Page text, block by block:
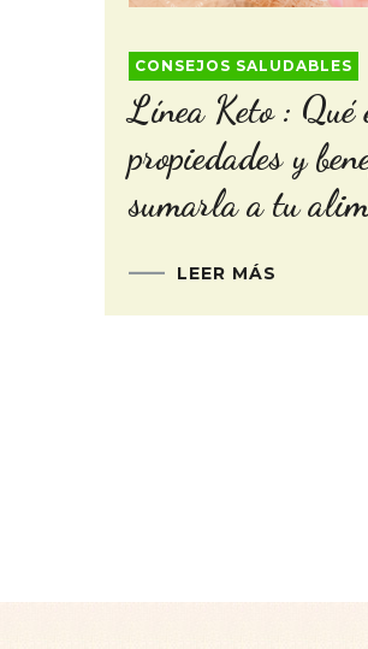
CONSEJOS SALUDABLES
Línea Keto : Qué
propiedades y
sumarla a tu
LEER MÁS